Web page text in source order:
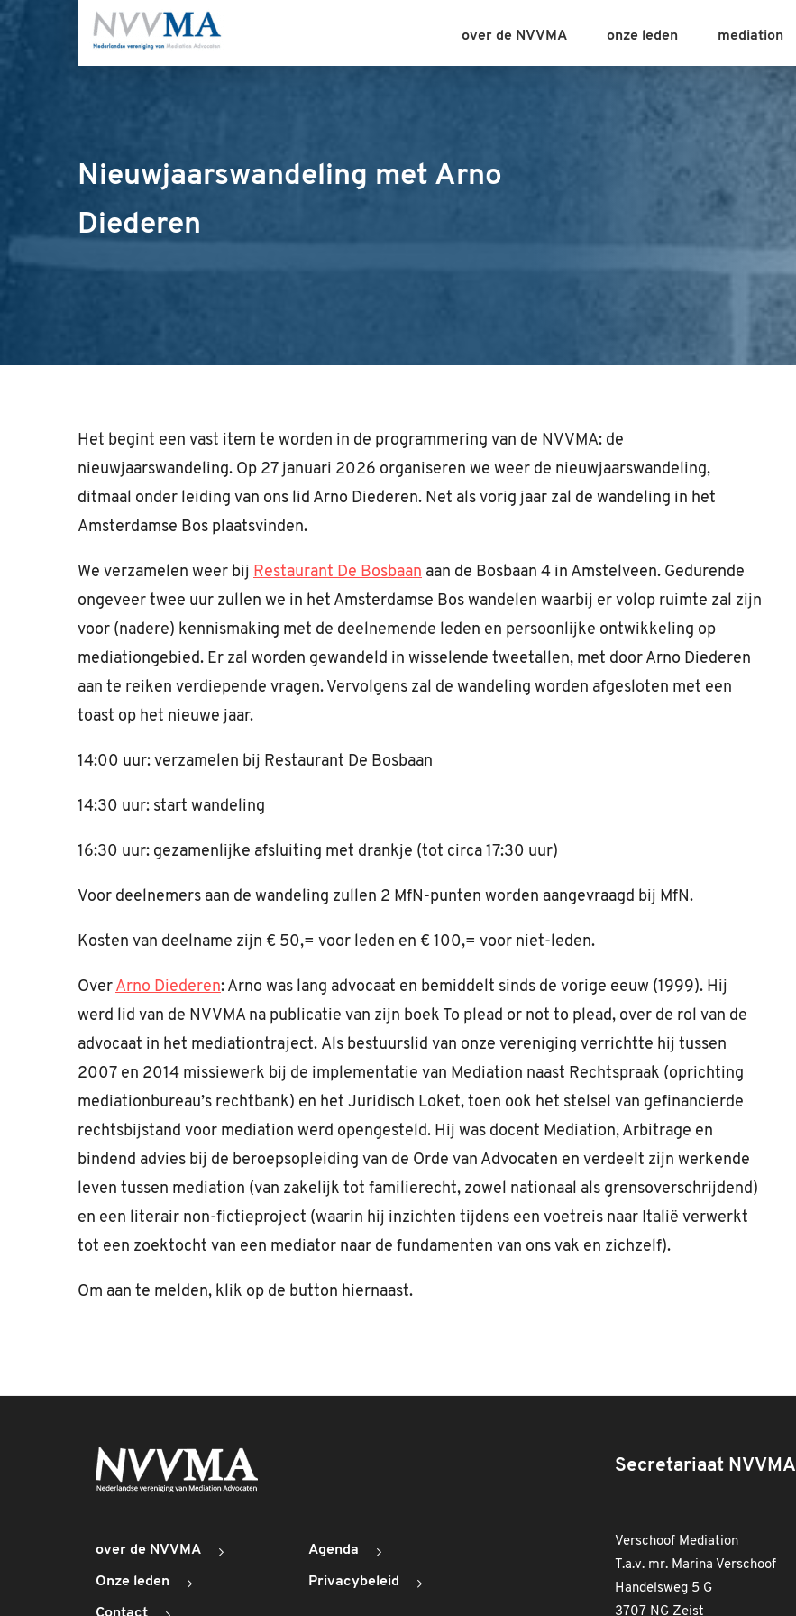
over de NVVMA onze leden mediation
Nieuwjaarswandeling met Arno
Diederen
Het begint een vast item te worden in de programmering van de NVVMA: de
nieuwjaarswandeling. Op 27 januari 2026 organiseren we weer de nieuwjaarswandeling,
ditmaal onder leiding van ons lid Arno Diederen. Net als vorig jaar zal de wandeling in het
Amsterdamse Bos plaatsvinden.
We verzamelen weer bij Restaurant De Bosbaan aan de Bosbaan 4 in Amstelveen. Gedurende
ongeveer twee uur zullen we in het Amsterdamse Bos wandelen waarbij er volop ruimte zal zijn
voor (nadere) kennismaking met de deelnemende leden en persoonlijke ontwikkeling op
mediationgebied. Er zal worden gewandeld in wisselende tweetallen, met door Arno Diederen
aan te reiken verdiepende vragen. Vervolgens zal de wandeling worden afgesloten met een
toast op het nieuwe jaar.
14:00 uur: verzamelen bij Restaurant De Bosbaan
14:30 uur: start wandeling
16:30 uur: gezamenlijke afsluiting met drankje (tot circa 17:30 uur)
Voor deelnemers aan de wandeling zullen 2 MfN-punten worden aangevraagd bij MfN.
Kosten van deelname zijn € 50,= voor leden en € 100,= voor niet-leden.
Over Arno Diederen: Arno was lang advocaat en bemiddelt sinds de vorige eeuw (1999). Hij
werd lid van de NVVMA na publicatie van zijn boek To plead or not to plead, over de rol van de
advocaat in het mediationtraject. Als bestuurslid van onze vereniging verrichtte hij tussen
2007 en 2014 missiewerk bij de implementatie van Mediation naast Rechtspraak (oprichting
mediationbureau’s rechtbank) en het Juridisch Loket, toen ook het stelsel van gefinancierde
rechtsbijstand voor mediation werd opengesteld. Hij was docent Mediation, Arbitrage en
bindend advies bij de beroepsopleiding van de Orde van Advocaten en verdeelt zijn werkende
leven tussen mediation (van zakelijk tot familierecht, zowel nationaal als grensoverschrijdend)
en een literair non-fictieproject (waarin hij inzichten tijdens een voetreis naar Italië verwerkt
tot een zoektocht van een mediator naar de fundamenten van ons vak en zichzelf).
Om aan te melden, klik op de button hiernaast.
over de NVVMA Agenda
Onze leden Privacybeleid
Secretariaat NVVMA
Verschoof Mediation
T.a.v. mr. Marina Verschoof
Handelsweg 5 G
3707 NG Zeist